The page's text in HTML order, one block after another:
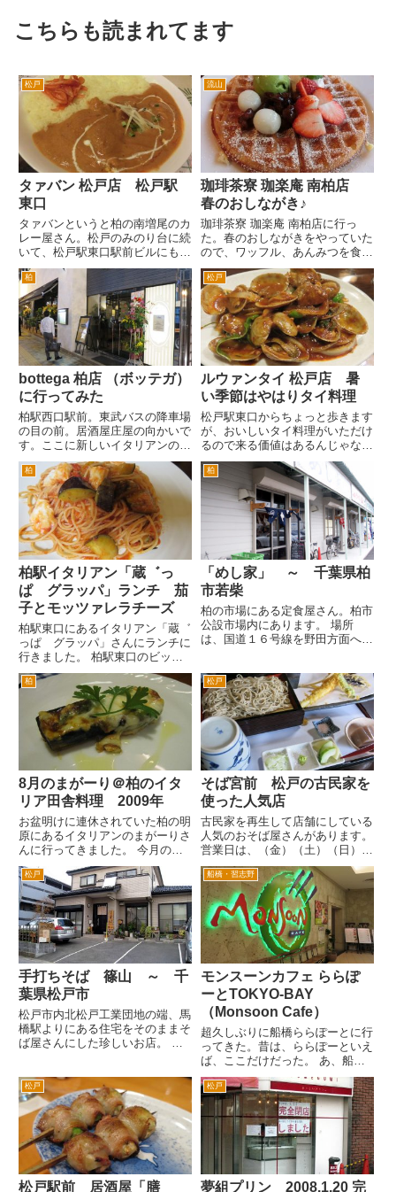
こちらも読まれてます
松戸
タァバン 松戸店 松戸駅
東口
タァバンというと柏の南増尾のカ
レー屋さん。松戸のみのり台に続
いて、松戸駅東口駅前ビルにも出
店。 タァバン が、松戸店もあっ
たのか。柏店は、ランチタイムは
混んでいて入れないことも多い人
気店。 タァバン 松戸店は、松戸
駅中央改札を出て、東口を出...
流山
珈琲茶寮 珈楽庵 南柏店
春のおしながき♪
珈琲茶寮 珈楽庵 南柏店に行っ
た。春のおしながきをやっていた
ので、ワッフル、あんみつを食べ
た。 国道６号南柏の旧日光街道
入り口を豊四季方面へ入って、右
手にあるUCCグループ（神戸の
上島珈琲）がやっているどちらか
というと高級路線の喫茶店。
日...
柏
bottega 柏店 （ボッテガ）
に行ってみた
柏駅西口駅前。東武バスの降車場
の目の前。居酒屋庄屋の向かいで
す。ここに新しいイタリアンのお
店ができました。きれいでおしゃ
れな外観に道行く人が立ち止ま
り、メニューや店内を覗いていま
す。オープンしたお店を外から見
てるひとがこんな多いお店は珍し
い...
松戸
ルウァンタイ 松戸店 暑
い季節はやはりタイ料理
松戸駅東口からちょっと歩きます
が、おいしいタイ料理がいただけ
るので来る価値はあるんじゃない
でしょうか。 まずは、生ビー
ル。冷えたジョッキは、スーパー
ドライです。 ルワンタイ農園の
白菜、ブロッコリー、小松菜と卵
と豚肉のタイ風炒め。 必ず頼
柏
柏駅イタリアン「蔵゛っ
ぱ グラッパ」ランチ 茄
子とモッツァレラチーズ
柏駅東口にあるイタリアン「蔵゛
っぱ グラッパ」さんにランチに
行きました。 柏駅東口のビック
カメラとそごうの間のサンサン通
りをまっすぐ進んで、旧水戸街道
の信号を横断したら右手です。
巻石堂病院の裏、脇のイメージ
でしょうか。徒歩3分ぐらいで
柏
「めし家」 ～ 千葉県柏
市若柴
柏の市場にある定食屋さん。柏市
公設市場内にあります。 場所
は、国道１６号線を野田方面へ。
看板あり）を右折します。すぐに
左折して、公設市場内へ入りま
す。まっすぐと進み、ひらけてき
たら...
柏
8月のまがーり＠柏のイタ
リア田舎料理 2009年
お盆明けに連休されていた柏の明
原にあるイタリアンのまがーりさ
んに行ってきました。 今月のま
がーりさんのテーマは、サルデー
ニャ州だそうです。 サルデーニ
ャ州というのは、イタリアの下の
左・・・地理が、苦手なんです
が、え～南の西、南西になるんで
す...
松戸
そば宮前 松戸の古民家を
使った人気店
古民家を再生して店舗にしている
人気のおそば屋さんがあります。
営業日は、（金）（土）（日）と
祝日の昼間のみ。松戸のそば 宮
前さんです。江戸川土手そばで
す。松戸と三郷を結ぶ橋の下付
近、以前の松戸三郷有料道路で
す。画面の奥は、江戸川の土手で
す。 ...
松戸
手打ちそば 篠山 ～ 千
葉県松戸市
松戸市内北松戸工業団地の端、馬
橋駅よりにある住宅をそのままそ
ば屋さんにした珍しいお店。 こ
ない道路を松戸駅～新松戸とワー
プできる道の近くです。 僕自身
も国道６号から坂川沿いの道へ
抜...
船橋・習志野
モンスーンカフェ ららぽ
ーとTOKYO-BAY
（Monsoon Cafe）
超久しぶりに船橋ららぽーとに行
ってきた。昔は、ららぽーといえ
ば、ここだけだった。 あ、船橋
ららぽーとじゃないんだ。今時は
ららぽーとTOKYO-BAY ってい
うらしい。 ということはここは
船橋ヘルスセンターだったなんて
話をしてもしらないひとの...
松戸
松戸駅前 居酒屋「膳
松戸
夢組プリン 2008.1.20 完